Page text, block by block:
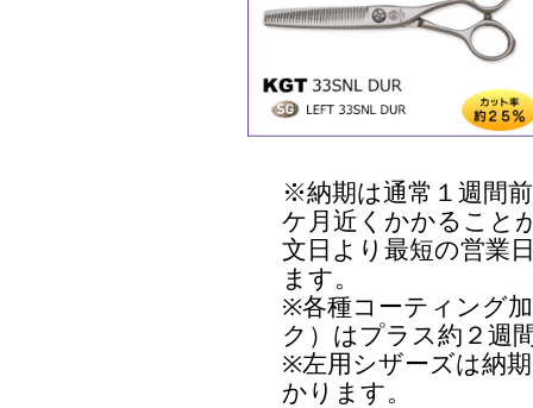
※納期は通常１週間
ケ月近くかかること
文日より最短の営業
ます。
※各種コーティング
ク）はプラス約２週
※左用シザーズは納
かります。